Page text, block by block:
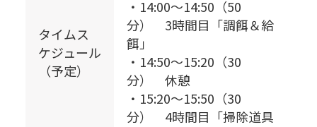
タイムス
ケジュール
（予定）
・14:00～14:50（50
分） 3時間目「調餌＆給
餌」
・14:50～15:20（30
分） 休憩
・15:20～15:50（30
分） 4時間目「掃除道具